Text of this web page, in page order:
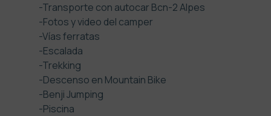
-Transporte con autocar Bcn-2 Alpes
-Fotos y video del camper
-Vías ferratas
-Escalada
-Trekking
-Descenso en Mountain Bike
-Benji Jumping
-Piscina